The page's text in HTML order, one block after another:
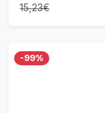
15,23€
-99%